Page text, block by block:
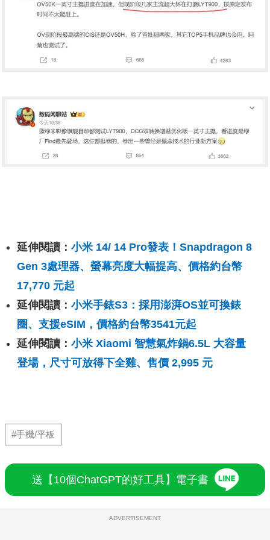
延伸閱讀： 小米 14/ 14 Pro發表！Snapdragon 8
Gen 3處理器、螢幕亮度大幅提高、價格約台幣
17,770 元起
延伸閱讀： 小米手錶S3：採用澎湃OS並可換錶
圈、支援eSIM，價格約台幣3541元起
延伸閱讀： 小米 Xiaomi 智慧氣炸鍋6.5L 大容量
登場，尺寸可放得下全雞、售價 2,995 元
#手機/平板
送【10個ChatGPT的好工具】電子書
ADVERTISEMENT